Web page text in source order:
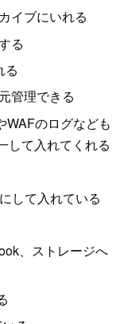
イブにいれる
る
る
管理できる
WAFのログなども
して入れてくれる
して入れている
、ストレージへ